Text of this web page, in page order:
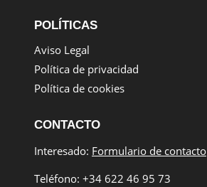
POLÍTICAS
Aviso Legal
Política de privacidad
Política de cookies
CONTACTO
Interesado: Formulario de contacto
Teléfono: +34 622 46 95 73